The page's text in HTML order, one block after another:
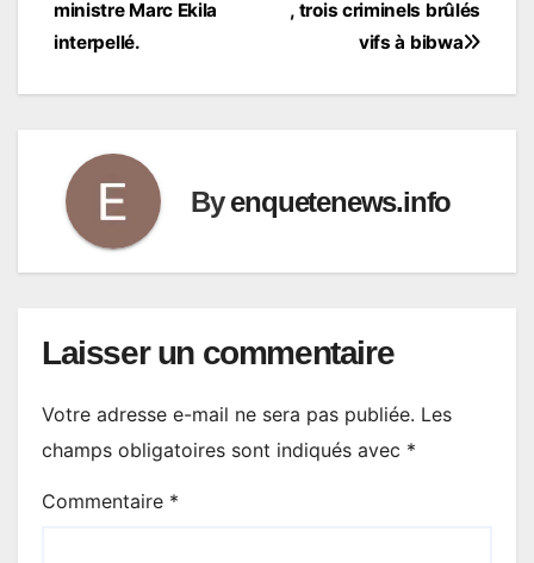
l’article
, trois criminels brûlés
vifs à bibwa
ministre Marc Ekila
interpellé.
Byenquetenews.info
Laisser un commentaire
Votre adresse e-mail ne sera pas publiée. Les
champs obligatoires sont indiqués avec *
Commentaire *